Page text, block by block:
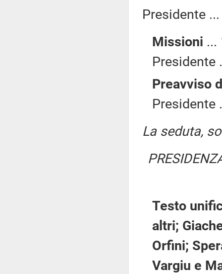
Presidente
Missioni ...
Presidente
Preavviso
Presidente
La seduta,
Testo
altri;
Orfini;
Vargiu e